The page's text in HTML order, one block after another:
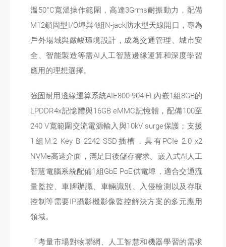
溫50°C寬溫操作範圍，高達3Grms耐振動力，配備
M12鎖固型I/O埠與4組N-jack防水型天線開口，專為
戶外場域與嚴峻環境設計，成為交通管理、城市安
全、智能製造等需AI人工智慧邊緣運算和深度學習
應用的理想選擇。
強固耐用邊緣運算系統AIE800-904-FL內嵌1組8GB的
LPDDR4x記憶體與16GB eMMC記憶體，配備100至
240 V寬範圍交流電源輸入與10kV surge保護；支援
1組M.2 Key B 2242 SSD插槽，具有PCIe 2.0 x2
NVMe高速介面，滿足日後儲存需求。嵌入式AI人工
智慧電腦系統配備1組GbE PoE供電埠，適合交通流
量監控、車牌辦識、車輛識別、入侵檢測以及存取
控制等需要IP攝影機影像監控解決方案的多元應用
領域。
「考量市場對物聯網、人工智慧和機器學習的需求